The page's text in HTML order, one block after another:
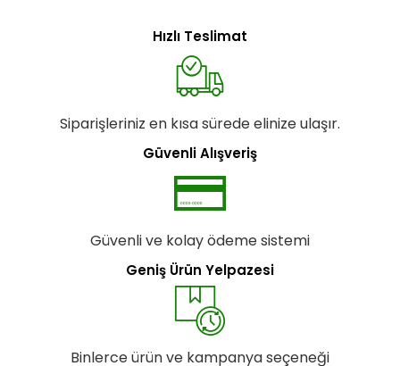
Hızlı Teslimat
Siparişleriniz en kısa sürede elinize ulaşır.
Güvenli Alışveriş
Güvenli ve kolay ödeme sistemi
Geniş Ürün Yelpazesi
Binlerce ürün ve kampanya seçeneği